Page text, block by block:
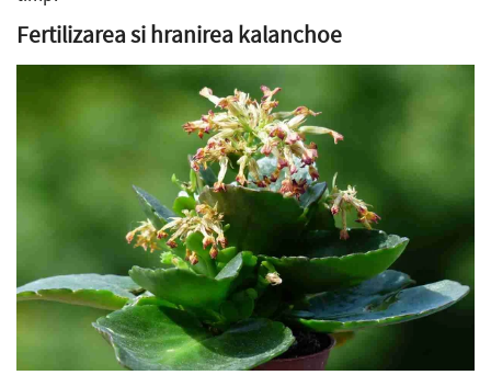
Fertilizarea si hranirea kalanchoe